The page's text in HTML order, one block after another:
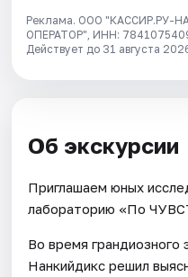
Реклама. ООО
ОПЕРАТОР", ИНН:
Действует до 31 августа
Об экскурсии
Приглашаем юных
лабораторию «По
Во время грандиозного
Нанкийдикс решил